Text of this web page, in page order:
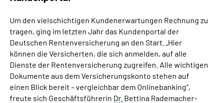
Um den vielschichtigen Kundenerwartungen Rechnung zu
tragen, ging im letzten Jahr das Kundenportal der
Deutschen Rentenversicherung an den Start. „Hier
können die Versicherten, die sich anmelden, auf alle
Dienste der Rentenversicherung zugreifen. Alle wichtigen
Dokumente aus dem Versicherungskonto stehen auf
einen Blick bereit – vergleichbar dem Onlinebanking“,
freute sich Geschäftsführerin Dr. Bettina Rademacher-